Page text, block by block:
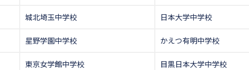
城北埼玉中学校 日本大学中学校
星野学園中学校 かえつ有明中学校
東京女学館中学校 目黒日本大学中学校